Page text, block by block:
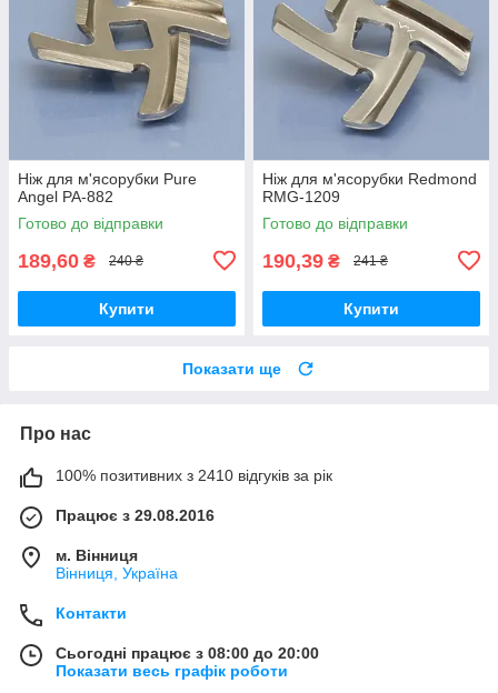
Ніж для м'ясорубки Pure
Angel PA-882
Готово до відправки
189,60 ₴ 240 ₴
Купити
Ніж для м'ясорубки Redmond
RMG-1209
Готово до відправки
190,39 ₴ 241 ₴
Купити
Показати ще
Про нас
100% позитивних з 2410 відгуків за рік
Працює з 29.08.2016
м. Вінниця
Вінниця, Україна
Контакти
Сьогодні працює з 08:00 до 20:00
Показати весь графік роботи